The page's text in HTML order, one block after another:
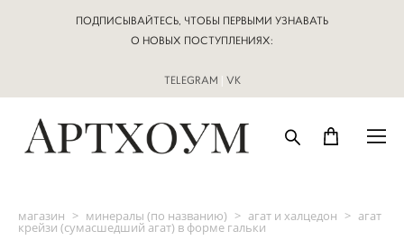
ПОДПИСЫВАЙТЕСЬ, ЧТОБЫ ПЕРВЫМИ УЗНАВАТЬ
О НОВЫХ ПОСТУПЛЕНИЯХ:
TELEGRAM | VK
магазин > минералы (по названию) > агат и халцедон > агат
крейзи (сумасшедший агат) в форме гальки